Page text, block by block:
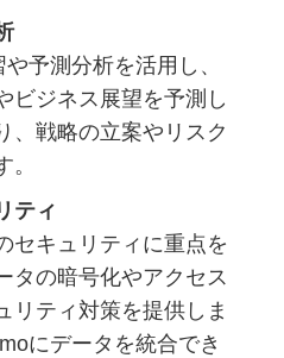
予測分析を活用し、
ビジネス展望を予測し
、戦略の立案やリスク
ティ
セキュリティに重点を
タの暗号化やアクセス
リティ対策を提供しま
にデータを統合でき